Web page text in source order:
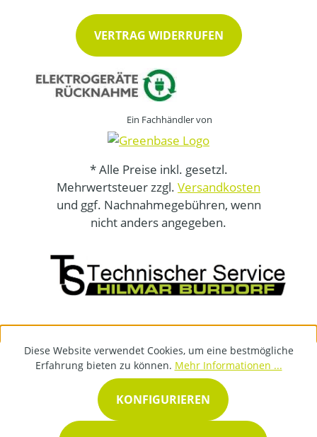
VERTRAG WIDERRUFEN
Ein Fachhändler von
* Alle Preise inkl. gesetzl.
Mehrwertsteuer zzgl. Versandkosten
und ggf. Nachnahmegebühren, wenn
nicht anders angegeben.
Diese Website verwendet Cookies, um eine bestmögliche
Erfahrung bieten zu können. Mehr Informationen ...
KONFIGURIEREN